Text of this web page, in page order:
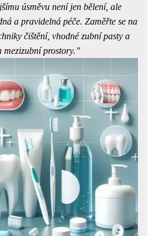
úsměvu není jen bělení, ale
a pravidelná péče. Zaměřte se na
čištění, vhodné zubní pasty a
mezizubní prostory.